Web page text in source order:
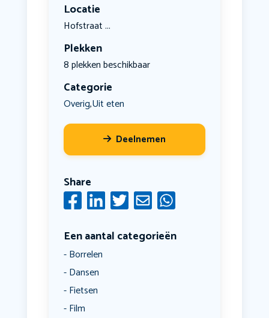
Locatie
Hofstraat ...
Plekken
8 plekken beschikbaar
Categorie
Overig,Uit eten
Deelnemen
Share
Een aantal categorieën
Borrelen
Dansen
Fietsen
Film